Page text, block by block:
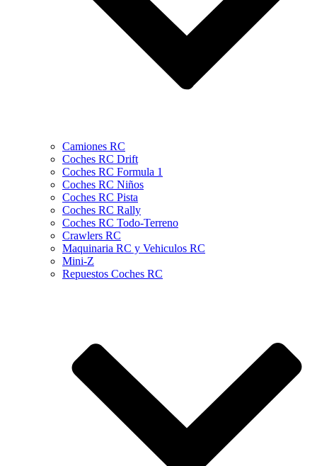
Camiones RC
Coches RC Drift
Coches RC Formula 1
Coches RC Niños
Coches RC Pista
Coches RC Rally
Coches RC Todo-Terreno
Crawlers RC
Maquinaria RC y Vehiculos RC
Mini-Z
Repuestos Coches RC